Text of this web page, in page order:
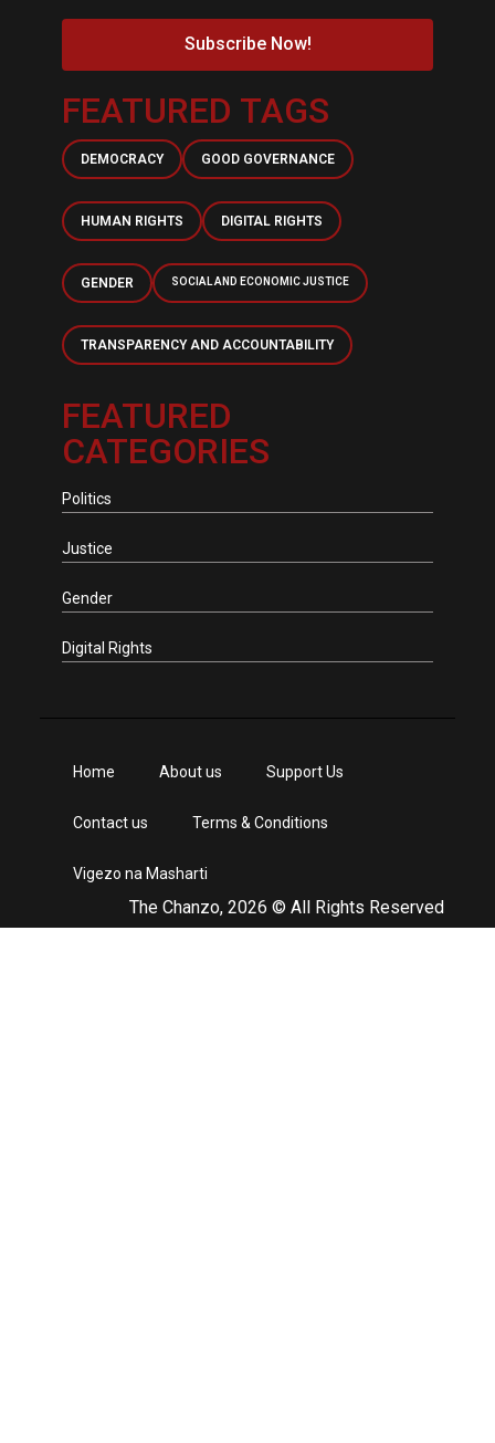
Subscribe Now!
FEATURED TAGS
DEMOCRACY GOOD GOVERNANCE
HUMAN RIGHTS DIGITAL RIGHTS
GENDER SOCIAL AND ECONOMIC JUSTICE
TRANSPARENCY AND ACCOUNTABILITY
FEATURED
CATEGORIES
Politics
Justice
Gender
Digital Rights
The Chanzo, 2026 © All Rights Reserved
Home About us Support Us
Contact us Terms & Conditions
Vigezo na Masharti